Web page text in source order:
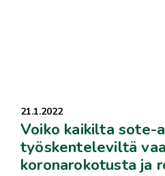
21.1.2022
Voiko kaikilta sote-
työskenteleviltä
koronarokotusta ja